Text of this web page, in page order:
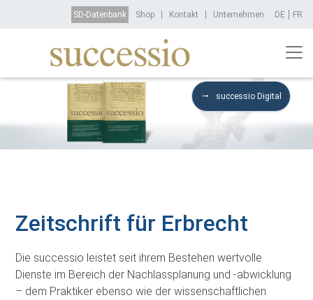
Direkt zum Inhalt
Top Menu
SD-Datenbank Shop Kontakt Unternehmen DE FR
successio Digital
Zeitschrift für Erbrecht
Die successio leistet seit ihrem Bestehen wertvolle
Dienste im Bereich der Nachlassplanung und -abwicklung
– dem Praktiker ebenso wie der wissenschaftlichen